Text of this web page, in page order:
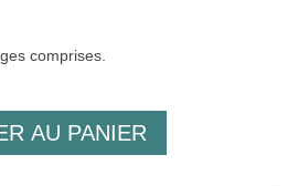
comprises.
AU PANIER